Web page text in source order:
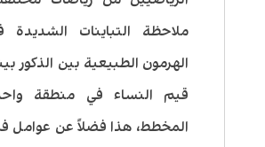
ملاحظة التباينات
الهرمون الطبيعية بين الذكور
قيم النساء في منطقة
المخطط، هذا فضلاً عن عوامل